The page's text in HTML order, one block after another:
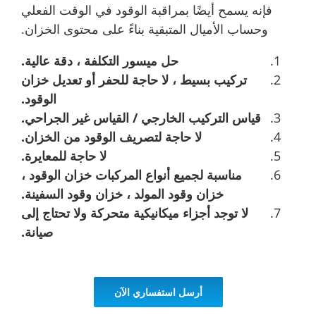
فإنه يسمح أيضًا بمراقبة الوقود في الوقت الفعلي
وحساب الأميال المتبقية بناءً على محتوى الخزان.
حل ميسور التكلفة ، دقة عالية.
تركيب بسيط ، لا حاجة للحفر أو تعديل خزان
الوقود.
قياس التركيب الخارجي / القياس غير الجراحي.
لا حاجة لتصريف الوقود من الخزان.
لا حاجة للمعايرة.
مناسبة لجميع أنواع المركبات خزان الوقود ،
خزان وقود المولد ، خزان وقود السفينة.
لا توجد أجزاء ميكانيكية متحركة ولا تحتاج إلى
صيانة.
أرسل استفساري الآن